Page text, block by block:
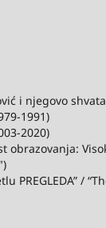
i njegovo
1991)
2020)
obrazovanja:
PREGLEDA” /